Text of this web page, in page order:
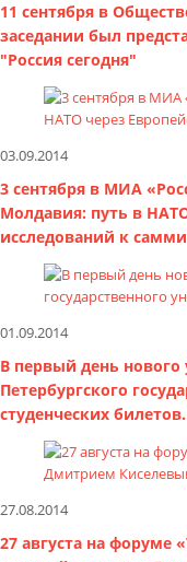
11 сентября в
заседании был
"Россия сегодня"
03.09.2014
3 сентября в МИА
Молдавия: путь в
исследований к
01.09.2014
В первый день нового
Петербургского
студенческих билетов.
27.08.2014
27 августа на форуме